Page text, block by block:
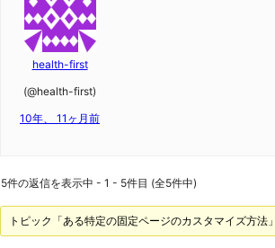
health-first
(@health-first)
10年、 11ヶ月前
5件の返信を表示中 - 1 - 5件目 (全5件中)
トピック「ある特定の固定ページのカスタマイズ方法